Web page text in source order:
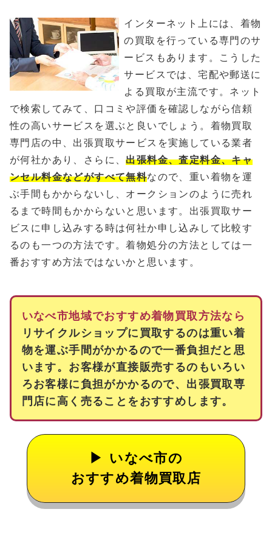
インターネット上には、着物
の買取を行っている専門のサ
ービスもあります。こうした
サービスでは、宅配や郵送に
よる買取が主流です。ネット
で検索してみて、口コミや評価を確認しながら信頼
性の高いサービスを選ぶと良いでしょう。着物買取
専門店の中、出張買取サービスを実施している業者
が何社かあり、さらに、出張料金、査定料金、キャ
ンセル料金などがすべて無料なので、重い着物を運
ぶ手間もかからないし、オークションのように売れ
るまで時間もかからないと思います。出張買取サー
ビスに申し込みする時は何社か申し込みして比較す
るのも一つの方法です。着物処分の方法としては一
番おすすめ方法ではないかと思います。
いなべ市地域でおすすめ着物買取方法なら
リサイクルショップに買取するのは重い着
物を運ぶ手間がかかるので一番負担だと思
います。お客様が直接販売するのもいろい
ろお客様に負担がかかるので、出張買取専
門店に高く売ることをおすすめします。
いなべ市の
おすすめ着物買取店